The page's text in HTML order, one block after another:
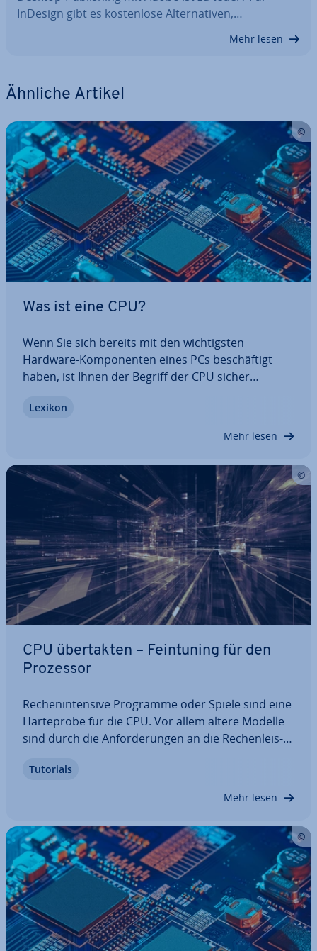
InDesign gibt es kos­ten­lo­se Al­ter­na­ti­ven,…
Mehr lesen
Ähnliche Artikel
Was ist eine CPU?
Wenn Sie sich bereits mit den wich­tigs­ten
Hardware-Kom­po­nen­ten eines PCs be­schäf­tigt
haben, ist Ihnen der Begriff der CPU sicher
gent­lich genau und welche ver­schie­de­nen Pro­zes­
Lexikon
Mehr lesen
CPU über­tak­ten – Fein­tu­ning für den
Prozessor
Re­chen­in­ten­si­ve Programme oder Spiele sind eine
Här­te­pro­be für die CPU. Vor allem ältere Modelle
sind durch die An­for­de­run­gen an die Re­chen­leis­
ten, lässt sich die Leistung oft noch deutlich
Tutorials
Mehr lesen